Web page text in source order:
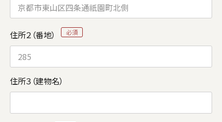
住所２（番地）
住所３（建物名）